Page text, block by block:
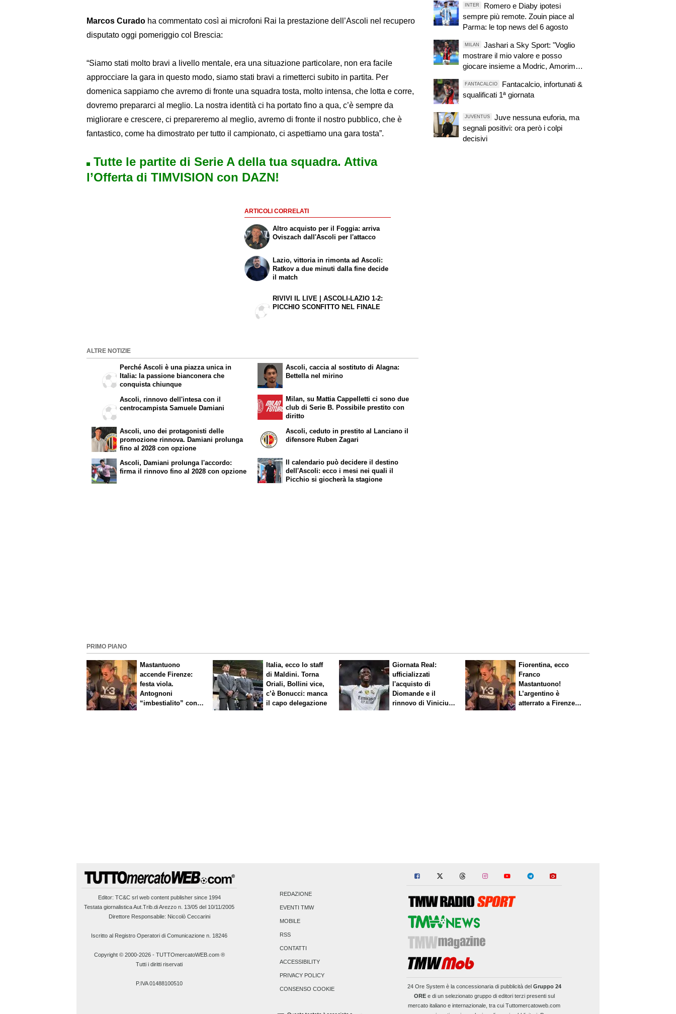
Marcos Curado ha commentato così ai microfoni Rai la prestazione dell’Ascoli nel recupero
disputato oggi pomeriggio col Brescia:
“Siamo stati molto bravi a livello mentale, era una situazione particolare, non era facile
approcciare la gara in questo modo, siamo stati bravi a rimetterci subito in partita. Per
domenica sappiamo che avremo di fronte una squadra tosta, molto intensa, che lotta e corre,
dovremo prepararci al meglio. La nostra identità ci ha portato fino a qua, c’è sempre da
migliorare e crescere, ci prepareremo al meglio, avremo di fronte il nostro pubblico, che è
fantastico, come ha dimostrato per tutto il campionato, ci aspettiamo una gara tosta”.
Tutte le partite di Serie A della tua squadra. Attiva
l’Offerta di TIMVISION con DAZN!
ARTICOLI CORRELATI
Altro acquisto per il Foggia: arriva
Oviszach dall'Ascoli per l'attacco
Lazio, vittoria in rimonta ad Ascoli:
Ratkov a due minuti dalla fine decide
il match
RIVIVI IL LIVE | ASCOLI-LAZIO 1-2:
PICCHIO SCONFITTO NEL FINALE
ALTRE NOTIZIE
Perché Ascoli è una piazza unica in
Italia: la passione bianconera che
conquista chiunque
Ascoli, rinnovo dell'intesa con il
centrocampista Samuele Damiani
Ascoli, caccia al sostituto di Alagna:
Bettella nel mirino
Milan, su Mattia Cappelletti ci sono due
club di Serie B. Possibile prestito con
diritto
Ascoli, uno dei protagonisti delle
promozione rinnova. Damiani prolunga
fino al 2028 con opzione
Ascoli, Damiani prolunga l'accordo:
firma il rinnovo fino al 2028 con opzione
Ascoli, ceduto in prestito al Lanciano il
difensore Ruben Zagari
Il calendario può decidere il destino
dell'Ascoli: ecco i mesi nei quali il
Picchio si giocherà la stagione
INTER
Romero e Diaby ipotesi
sempre più remote. Zouin piace al
Parma: le top news del 6 agosto
MILAN
Jashari a Sky Sport: "Voglio
mostrare il mio valore e posso
giocare insieme a Modric, Amorim
diversa"
FANTACALCIO
Fantacalcio, infortunati &
squalificati 1ª giornata
JUVENTUS
Juve nessuna euforia, ma
segnali positivi: ora però i colpi
decisivi
PRIMO PIANO
Mastantuono
accende Firenze:
festa viola.
Antognoni
“imbestialito” con
Italia, ecco lo staff
di Maldini. Torna
Oriali, Bollini vice,
c’è Bonucci: manca
il capo delegazione
Giornata Real:
ufficializzati
l'acquisto di
Diomande e il
rinnovo di Vinicius.
Fiorentina, ecco
Franco
Mastantuono!
L’argentino è
atterrato a Firenze,
Editor: TC&C srlweb content publisher since 1994
Testata giornalistica Aut.Trib.di Arezzo n. 13/05 del 10/11/2005
Direttore Responsabile: Niccolò Ceccarini
Iscritto al Registro Operatori di Comunicazione n. 18246
Copyright © 2000-2026- TUTTOmercatoWEB.com ®
Tutti i diritti riservati
P.IVA 01488100510
REDAZIONE
EVENTI TMW
MOBILE
RSS
CONTATTI
ACCESSIBILITY
PRIVACY POLICY
CONSENSO COOKIE 24 Ore Systemè la concessionaria di pubblicità del Gruppo 24
OREe di un selezionato gruppo di editori terzi presenti sul
mercato italiano e internazionale, tra cui Tuttomercatoweb.com